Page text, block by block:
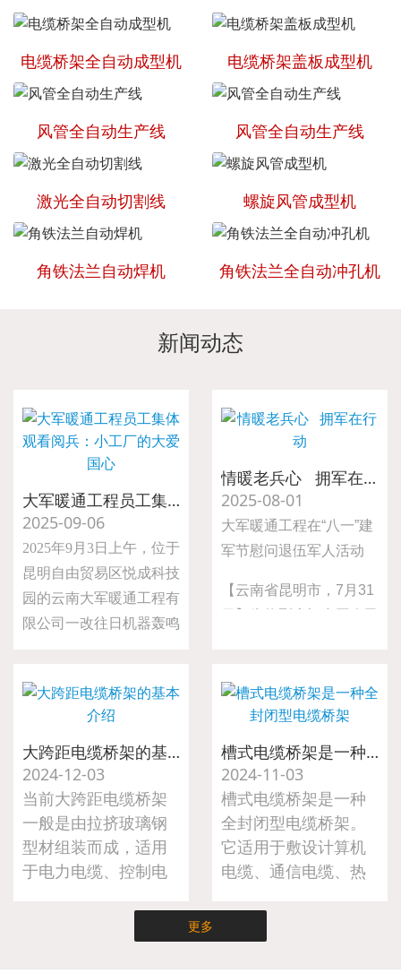
电缆桥架全自动成型机 电缆桥架盖板成型机
风管全自动生产线 风管全自动生产线
激光全自动切割线 螺旋风管成型机
角铁法兰自动焊机 角铁法兰全自动冲孔机
新闻动态
大军暖通工程员工集体观看阅兵：小工厂的大爱国心
2025-09-06
2025年9月3日上午，位于
昆明自由贸易区悦成科技
园的云南大军暖通工程有
限公司一改往日机器轰鸣
共同观看纪念中国人民抗
日战争暨世界反法西斯战
争胜利80周年阅兵式直
播。
情暖老兵心 拥军在行动
2025-08-01
大军暖通工程在“八一”建
军节慰问退伍军人活动
【云南省昆明市，7月31
达对退伍军人的崇高敬意
与深切关怀，大军暖通工
了“八一”建军节慰问退伍
军人活动。公司总经理亲
自前往车间，为公司的退
伍军人送上节日的诚挚问
候与精心准备的慰问礼
大跨距电缆桥架的基本介绍
2024-12-03
当前大跨距电缆桥架
一般是由拉挤玻璃钢
型材组装而成，适用
于电力电缆、控制电
槽式电缆桥架是一种全封闭型电缆桥架
2024-11-03
槽式电缆桥架是一种
全封闭型电缆桥架。
它适用于敷设计算机
电缆、通信电缆、热
敏系统的控制电缆
等。
更多